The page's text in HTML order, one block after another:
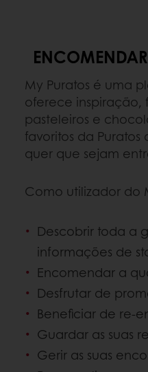
My Puratos é uma
oferece inspiração,
pasteleiros e
favoritos da
quer que sejam
Como utilizador do
Descobrir toda a
informações de
Encomendar a
Desfrutar de
Beneficiar de re-
Guardar as suas
Gerir as suas